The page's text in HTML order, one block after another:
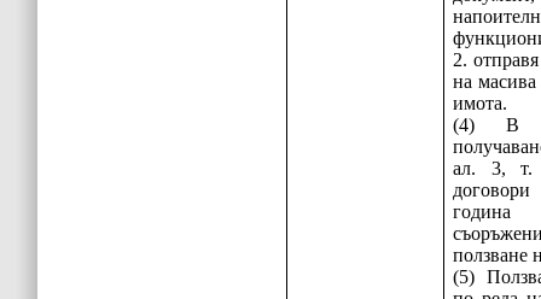
2.
на масива
имота.
(4) В
ал. 3, т.
договори
година
ползване
(5)